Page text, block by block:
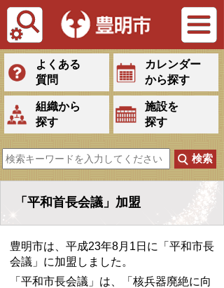
Tiếng Việt
よくある
質問
カレンダー
から探す
組織から
探す
施設を
探す
「平和首長会議」加盟
豊明市は、平成23年8月1日に「平和市長
会議」に加盟しました。
「平和市長会議」は、「核兵器廃絶に向